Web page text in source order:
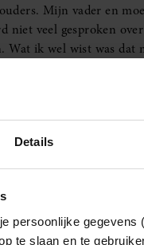
Details
persoonlijke gegevens
te slaan en te
Mijn vader en
veel gesproken
ik wel wist was dat
ouders hadden een
in
heel blij met jullie en
waaruit die bestond,
in me opgekomen
dat zo vreemd? Wel
dat altijd